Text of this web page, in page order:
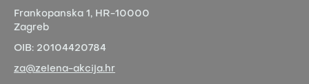
Frankopanska 1, HR-10000
Zagreb
OIB: 20104420784
za@zelena-akcija.hr